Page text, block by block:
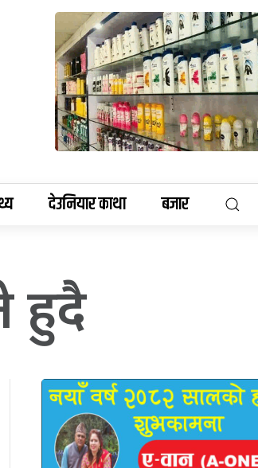
देउनियार काथा बजार
हुदै